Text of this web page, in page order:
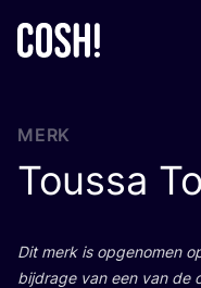
MERK
Toussa
Dit merk is opge­no­men
bij­dra­ge van een van de